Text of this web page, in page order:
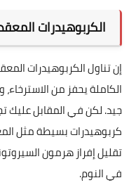
الكربوهيدرات
إن تناول الكربوهيدرات
الكاملة يحفز من
جيد. لكن في المقابل عليك
كربوهيدرات بسيطة مثل
تقليل إفراز هرمون
في النوم.